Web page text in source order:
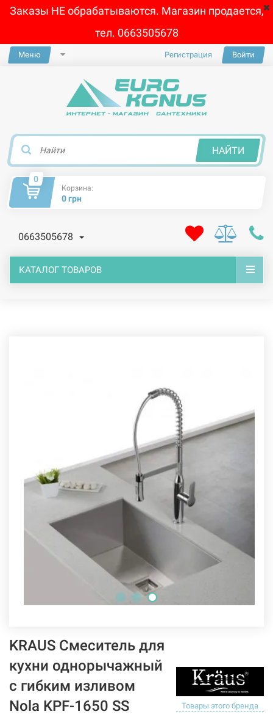
Заказы НЕ обрабатываются. Магазин продается,
тел. 0663505678
Меню Регистрация Войти
НАЙТИ
0
Корзина:
0 грн
0663505678
КАТАЛОГ ТОВАРОВ
KRAUS Смеситель для
кухни однорычажный
с гибким изливом
Nola KPF-1650 SS
Товары этого бренда